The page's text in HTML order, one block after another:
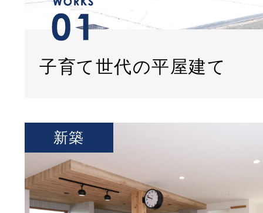
子育て世代の平屋建て
新築